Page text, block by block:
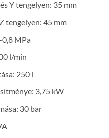
Y tengelyen: 35 mm
tengelyen: 45 mm
MPa
l/min
250 l
3,75 kW
30 bar